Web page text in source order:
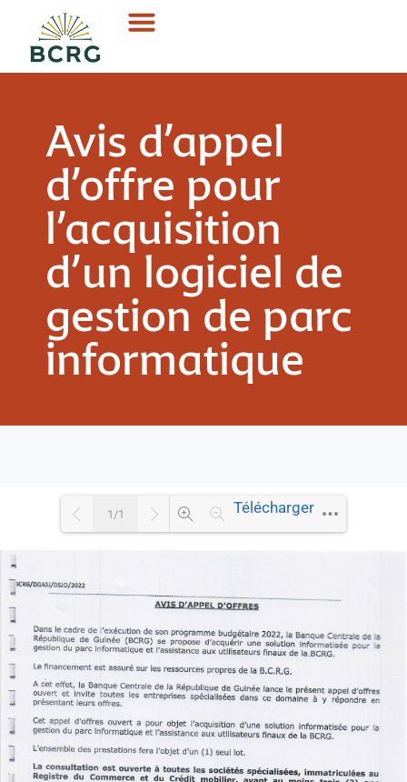
Avis d’appel
d’offre pour
l’acquisition
d’un logiciel de
gestion de parc
informatique
1/1 Télécharger